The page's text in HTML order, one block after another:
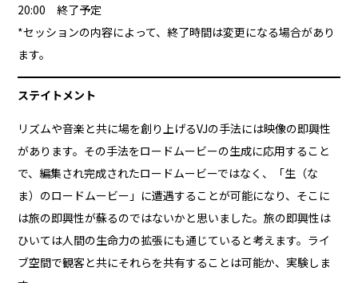
20:00 終了予定
*セッションの内容によって、終了時間は変更になる場合があり
ます。
ステイトメント
リズムや音楽と共に場を創り上げるVJの手法には映像の即興性
があります。その手法をロードムービーの生成に応用すること
で、編集され完成されたロードムービーではなく、「生（な
ま）のロードムービー」に遭遇することが可能になり、そこに
は旅の即興性が蘇るのではないかと思いました。旅の即興性は
ひいては人間の生命力の拡張にも通じていると考えます。ライ
ブ空間で観客と共にそれらを共有することは可能か、実験しま